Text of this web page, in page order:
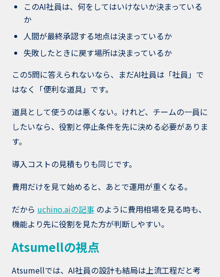
このAI社員は、何をしてはいけないか決まっている
か
人間が最終承認する地点は決まっているか
失敗したときに戻す場所は決まっているか
この5問に答えられないなら、まだAI社員は「社員」で
はなく「便利な道具」です。
道具として使うのは悪くない。けれど、チームの一員に
したいなら、役割と停止条件を先に決める必要がありま
す。
導入コストの見積もりも同じです。
費用だけを見て始めると、あとで運用が重くなる。
だから uchino.aiの記事 のように費用相場を見る時も、
機能より先に役割を見た方が判断しやすい。
Atsumellの視点
Atsumellでは、AI社員の設計も結局は上流工程だと考